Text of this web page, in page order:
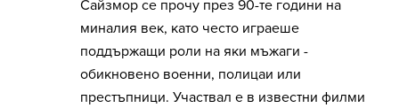
Сайзмор се прочу през 90-те години на
миналия век, като често играеше
поддържащи роли на яки мъжаги -
обикновено военни, полицаи или
престъпници. Участвал е в известни филми